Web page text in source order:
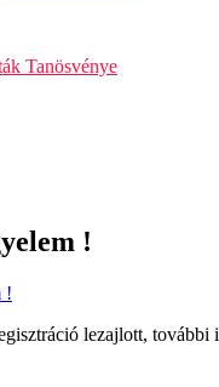
Tanösvénye
!
lezajlott, további